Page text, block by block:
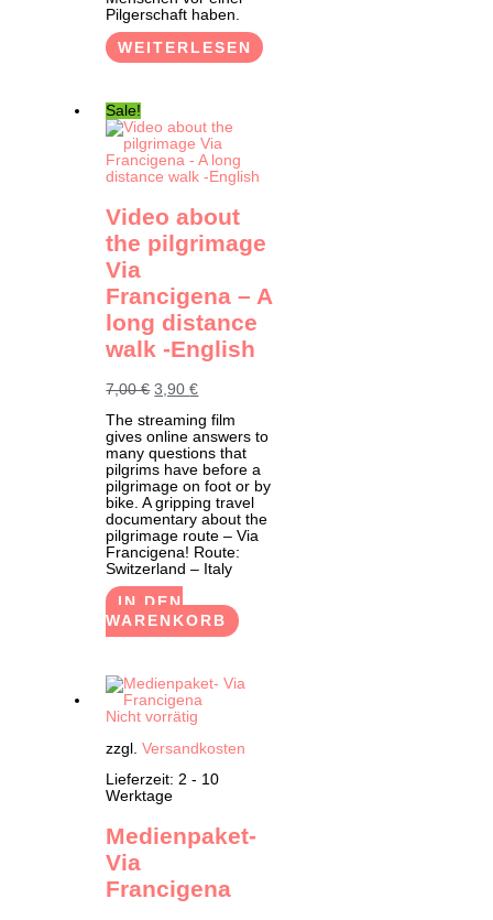
Pilgerschaft haben.
WEITERLESEN
Sale!
Video about
the pilgrimage
Via
Francigena – A
long distance
walk -English
7,00€ Ursprünglicher
war:
7,00 €
3,90€Aktueller
ist:
3,90 €.
The streaming film
gives online answers to
many questions that
pilgrims have before a
pilgrimage on foot or by
bike. A gripping travel
documentary about the
pilgrimage route – Via
Francigena! Route:
Switzerland – Italy
IN DEN
WARENKORB
Nicht vorrätig
zzgl.Versandkosten
Lieferzeit:2 - 10
Werktage
Medienpaket-
Via
Francigena